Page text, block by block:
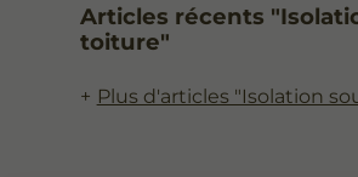
Articles récents
toiture"
Plus d'articles "Isolation